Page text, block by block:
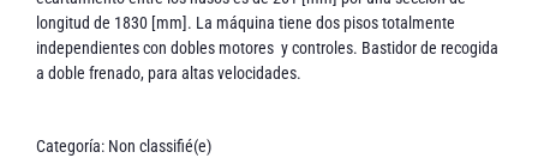
longitud de 1830 [mm]. La máquina tiene dos pisos totalmente
independientes con dobles motores y controles. Bastidor de recogida
a doble frenado, para altas velocidades.
Categoría: Non classifié(e)